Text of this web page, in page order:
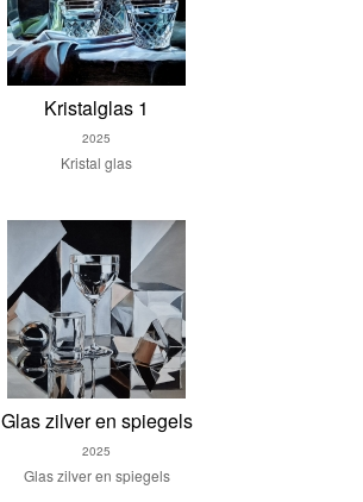
Kristalglas 1
2025
Kristal glas
Glas zilver en spiegels
2025
Glas zilver en spiegels